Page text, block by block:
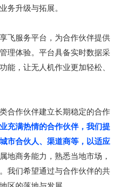
务升级与拓展。
飞服务平台，为合作伙伴提供
理体验。平台具备实时数据采
能，让无人机作业更加轻松、
合作伙伴建立长期稳定的合作
充满热情的合作伙伴，我们提
市合伙人、渠道商等，以适应
地商务能力，熟悉当地市场，
我们希望通过与合作伙伴的共